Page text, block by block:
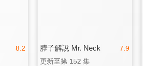
8.2 7.9
脖子解說 Mr. Neck
更新至第 152 集